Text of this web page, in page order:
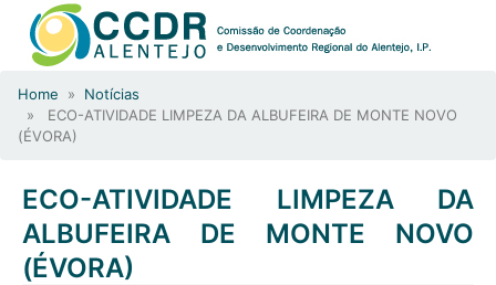
Home » Notícias
» ECO-ATIVIDADE LIMPEZA DA ALBUFEIRA DE MONTE NOVO
(ÉVORA)
ECO-ATIVIDADE LIMPEZA DA
ALBUFEIRA DE MONTE NOVO
(ÉVORA)